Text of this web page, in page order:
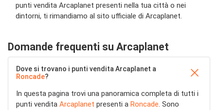
punti vendita Arcaplanet presenti nella tua città o nei
dintorni, ti rimandiamo al sito ufficiale di Arcaplanet.
Domande frequenti su Arcaplanet
Dove si trovano i punti vendita Arcaplanet a
Roncade?
In questa pagina trovi una panoramica completa di tutti i
punti vendita Arcaplanet presenti a Roncade. Sono